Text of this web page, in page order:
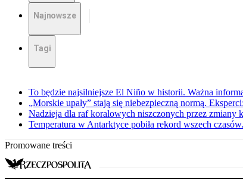
Najnowsze
Tagi
To będzie najsilniejsze El Niño w historii. Ważna
„Morskie upały” stają się niebezpieczną normą.
Nadzieja dla raf koralowych niszczonych przez zmiany
Temperatura w Antarktyce pobiła rekord wszech
Promowane treści